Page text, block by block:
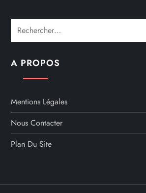
u
b
i
c
a
Rechercher :
A PROPOS
Mentions Légales
Nous Contacter
Plan Du Site